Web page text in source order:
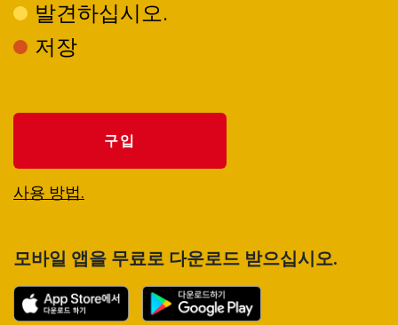
발견하십시오.
저장
구입
사용 방법.
모바일 앱을 무료로 다운로드 받으십시오.